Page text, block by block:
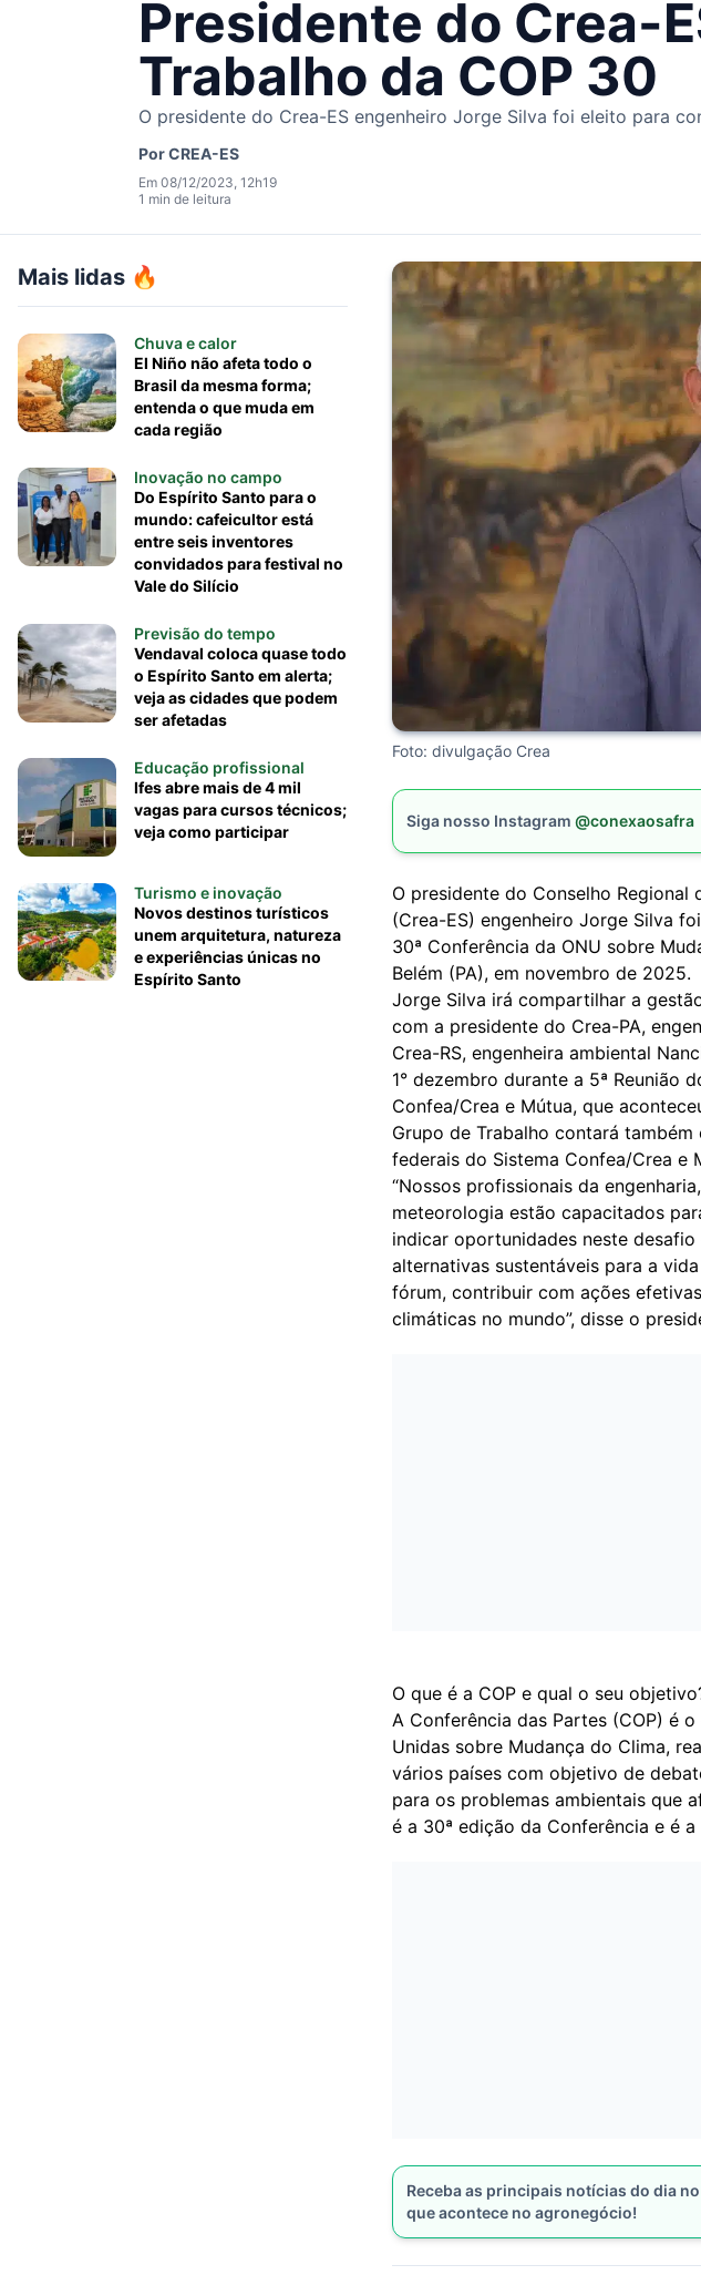
Presidente do Crea-
Trabalho da COP 30
O presidente do Crea-ES engenheiro Jorge Silva foi eleito para
PorCREA-ES
Em 08/12/2023, 12h19
1 min de leitura
Mais lidas 🔥
Chuva e calor
El Niño não afeta todo o
Brasil da mesma forma;
entenda o que muda em
cada região
Inovação no campo
Do Espírito Santo para o
mundo: cafeicultor está
entre seis inventores
convidados para festival no
Vale do Silício
Previsão do tempo
Vendaval coloca quase todo
o Espírito Santo em alerta;
veja as cidades que podem
ser afetadas
Educação profissional
Ifes abre mais de 4 mil
vagas para cursos técnicos;
veja como participar
Turismo e inovação
Novos destinos turísticos
unem arquitetura, natureza
e experiências únicas no
Espírito Santo
Foto: divulgação Crea
Siga nosso Instagram @conexaosafra
O presidente do Conselho
(Crea-ES) engenheiro Jorge Silva
30ª Conferência da ONU sobre
Belém (PA), em novembro de 2025.
Jorge Silva irá compartilhar a
com a presidente do Crea-PA,
Crea-RS, engenheira ambiental
1° dezembro durante a 5ª Reunião
Confea/Crea e Mútua, que
Grupo de Trabalho contará
federais do Sistema Confea/Crea e
“Nossos profissionais da
meteorologia estão capacitados
indicar oportunidades neste
alternativas sustentáveis para a
fórum, contribuir com ações
climáticas no mundo”, disse o
O que é a COP e qual o seu
A Conferência das Partes (COP) é
Unidas sobre Mudança do Clima,
vários países com objetivo de
para os problemas ambientais que
é a 30ª edição da Conferência e é
Receba as principais notícias do dia
que acontece no agronegócio!